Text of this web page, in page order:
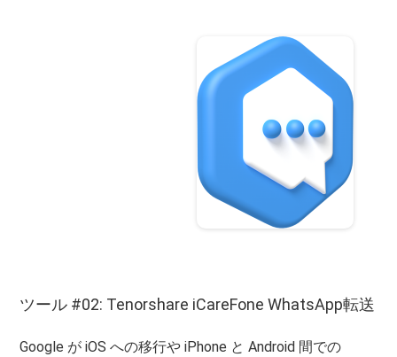
ツール #02: Tenorshare iCareFone WhatsApp転送
Google が iOS への移行や iPhone と Android 間での